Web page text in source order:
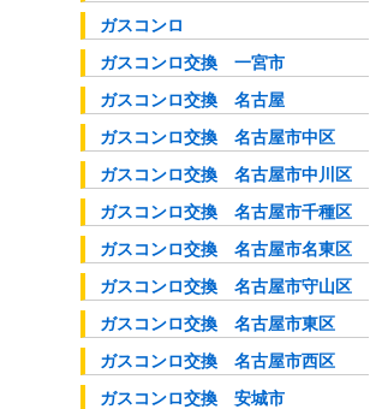
ガスコンロ
ガスコンロ交換 一宮市
ガスコンロ交換 名古屋
ガスコンロ交換 名古屋市中区
ガスコンロ交換 名古屋市中川区
ガスコンロ交換 名古屋市千種区
ガスコンロ交換 名古屋市名東区
ガスコンロ交換 名古屋市守山区
ガスコンロ交換 名古屋市東区
ガスコンロ交換 名古屋市西区
ガスコンロ交換 安城市